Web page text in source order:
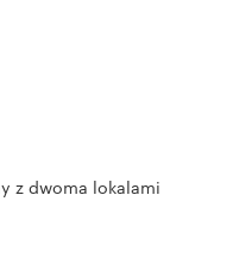
z dwoma lokalami